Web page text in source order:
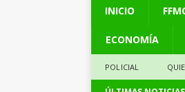
INICIO
ECONOMÍA
POLICIAL